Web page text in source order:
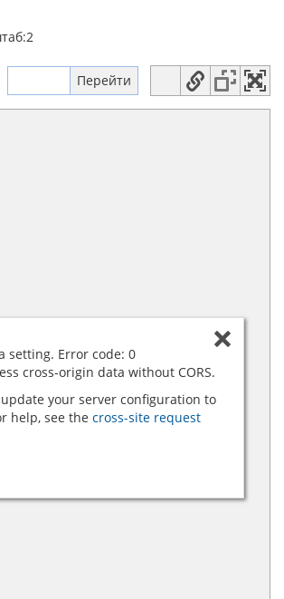
2
setting. Error code: 0
cross-origin data without CORS.
your server configuration to
help, see the cross-site request